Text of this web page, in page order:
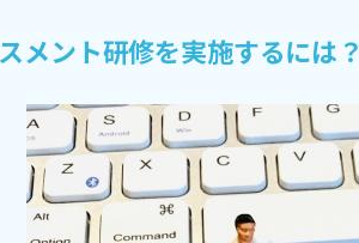
ント研修を実施するには？